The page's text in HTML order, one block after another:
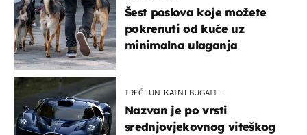
Šest poslova koje možete
pokrenuti od kuće uz
minimalna ulaganja
TREĆI UNIKATNI BUGATTI
Nazvan je po vrsti
srednjovjekovnog viteškog